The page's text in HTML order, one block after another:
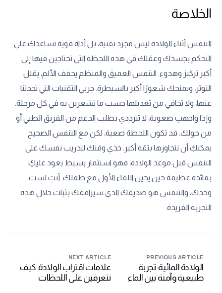
الخلاصة
التنفس أثناء الولادة ليس مجرد تقنية، بل أداة قوية تساعدك على
التحكم بجسدك وعقلك في هذه اللحظة التي تحتاجين فيها إلى
أكبر تركيز وهدوء. التنفس العميق والمنظم يخفف الألم، يقلل
التوتر، ويمنحك شعورًا أكبر بالسيطرة. جربي التقنيات التي تحدثنا
عنها، ولا تخافي من تعديلها حسب ما تشعرين به في كل مرحلة.
وإذا واجهتِ صعوبة، لا تترددي بطلب الدعم من الفريق الطبي أو
من حولك. قد تكون اللحظة صعبة، لكن مع التنفس الصحيح
يمكنكِ أن تتجاوزها بثقة أكبر. خذي وقتك لتدريب نفسك على
التنفس قبل موعد الولادة، فهو استثمار بسيط يعود عليكِ
بفائدة عظيمة حين يحين اللقاء الأول مع طفلك. أنتِ لست
وحدك، والتنفس هو صديقك الذي سيرافقك بثبات خلال هذه
التجربة الفريدة.
PREVIOUS ARTICLE
الولادة المائية: تجربة
طبيعية وآمنة بين الماء
NEXT ARTICLE
علامات اقتراب الولادة: كيف
تتعرفين على اللحظات